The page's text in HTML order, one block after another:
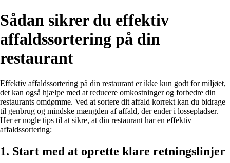
Sådan sikrer du effektiv
affaldssortering på din
restaurant
Effektiv affaldssortering på din restaurant er ikke kun godt for miljøet,
det kan også hjælpe med at reducere omkostninger og forbedre din
restaurants omdømme. Ved at sortere dit affald korrekt kan du bidrage
til genbrug og mindske mængden af affald, der ender i lossepladser.
Her er nogle tips til at sikre, at din restaurant har en effektiv
affaldssortering:
1. Start med at oprette klare retningslinjer